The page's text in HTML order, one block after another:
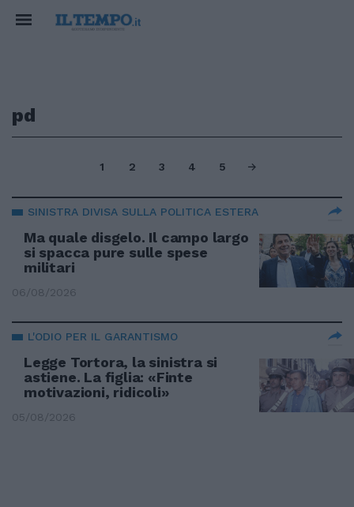
pd
1 2 3 4 5
SINISTRA DIVISA SULLA POLITICA ESTERA
Ma quale disgelo. Il campo largo
si spacca pure sulle spese
militari
06/08/2026
L'ODIO PER IL GARANTISMO
Legge Tortora, la sinistra si
astiene. La figlia: «Finte
motivazioni, ridicoli»
05/08/2026